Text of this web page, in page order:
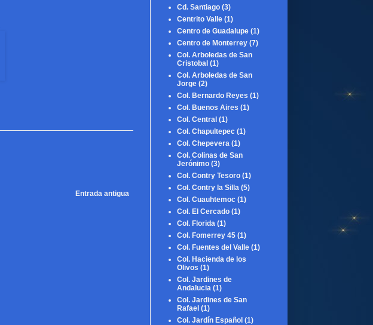
Entrada antigua
Cd. Santiago (3)
Centrito Valle (1)
Centro de Guadalupe (1)
Centro de Monterrey (7)
Col. Arboledas de San
Cristobal (1)
Col. Arboledas de San
Jorge (2)
Col. Bernardo Reyes (1)
Col. Buenos Aires (1)
Col. Central (1)
Col. Chapultepec (1)
Col. Chepevera (1)
Col. Colinas de San
Jerónimo (3)
Col. Contry Tesoro (1)
Col. Contry la Silla (5)
Col. Cuauhtemoc (1)
Col. El Cercado (1)
Col. Florida (1)
Col. Fomerrey 45 (1)
Col. Fuentes del Valle (1)
Col. Hacienda de los
Olivos (1)
Col. Jardines de
Andalucia (1)
Col. Jardines de San
Rafael (1)
Col. Jardín Español (1)